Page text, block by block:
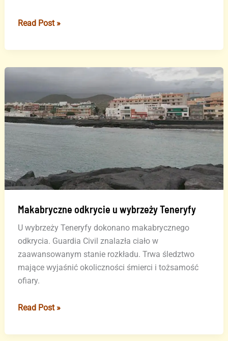
Tragedia
plaży
utonęła
letnia
turystka
Read Post »
Makabryczne odkrycie u wybrzeży Teneryfy
U wybrzeży Teneryfy dokonano makabrycznego
odkrycia. Guardia Civil znalazła ciało w
zaawansowanym stanie rozkładu. Trwa śledztwo
mające wyjaśnić okoliczności śmierci i tożsamość
ofiary.
Makabryczne
u
Read Post »